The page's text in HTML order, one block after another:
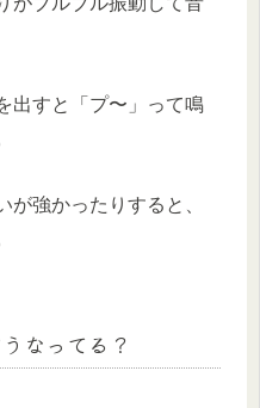
出すと「プ〜」って鳴
が強かったりすると、
なってる？